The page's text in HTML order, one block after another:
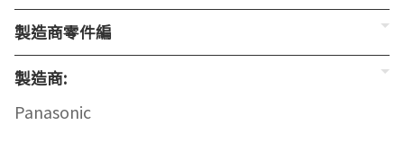
製造商零件編
製造商:
Panasonic